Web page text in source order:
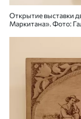
Открытие выставки
Маркитана». Фото: